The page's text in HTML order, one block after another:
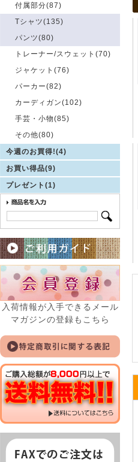
付属部分(87)
Tシャツ(135)
パンツ(80)
トレーナー/スウェット(70)
ジャケット(76)
パーカー(82)
カーディガン(102)
手芸・小物(85)
その他(80)
今週のお買得!(4)
お買い得品(9)
プレゼント(1)
入荷情報が入手できるメール
マガジンの登録もこちら